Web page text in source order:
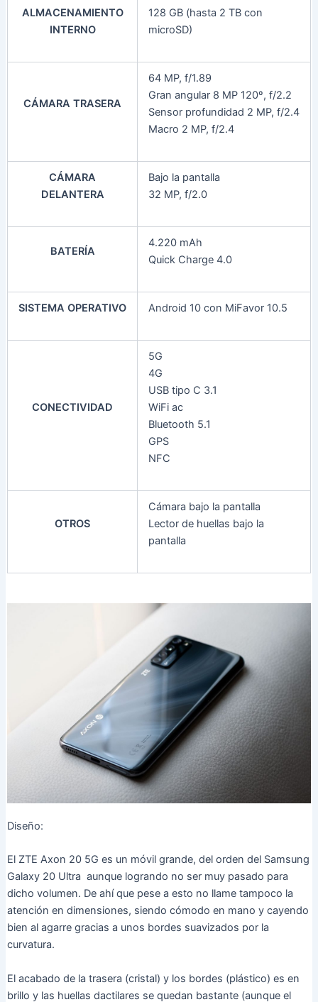
ALMACENAMIENTO
INTERNO
128 GB (hasta 2 TB con
microSD)
CÁMARA TRASERA
64 MP, f/1.89
Gran angular 8 MP 120º, f/2.2
Sensor profundidad 2 MP, f/2.4
Macro 2 MP, f/2.4
CÁMARA
DELANTERA
Bajo la pantalla
32 MP, f/2.0
BATERÍA
4.220 mAh
Quick Charge 4.0
SISTEMA OPERATIVO Android 10 con MiFavor 10.5
CONECTIVIDAD
5G
4G
USB tipo C 3.1
WiFi ac
Bluetooth 5.1
GPS
NFC
OTROS
Cámara bajo la pantalla
Lector de huellas bajo la
pantalla
Diseño:
El ZTE Axon 20 5G es un móvil grande, del orden del Samsung
Galaxy 20 Ultra aunque logrando no ser muy pasado para
dicho volumen. De ahí que pese a esto no llame tampoco la
atención en dimensiones, siendo cómodo en mano y cayendo
bien al agarre gracias a unos bordes suavizados por la
curvatura.
El acabado de la trasera (cristal) y los bordes (plástico) es en
brillo y las huellas dactilares se quedan bastante (aunque el